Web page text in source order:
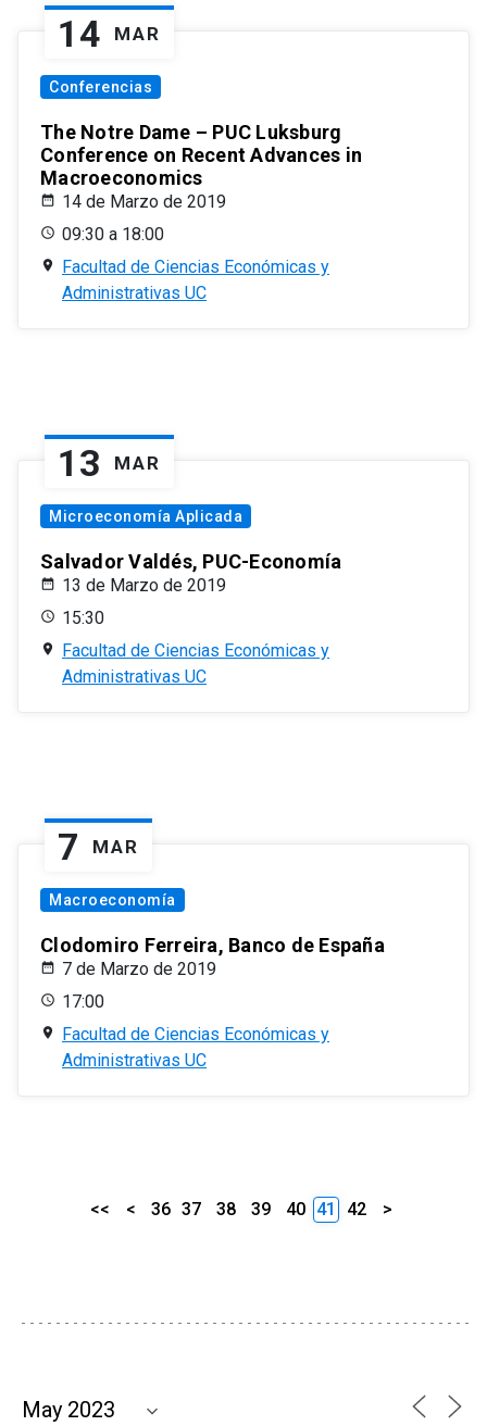
14 MAR
Conferencias
The Notre Dame – PUC Luksburg
Conference on Recent Advances in
Macroeconomics
14 de Marzo de 2019
09:30 a 18:00
Facultad de Ciencias Económicas y
Administrativas UC
13 MAR
Microeconomía Aplicada
Salvador Valdés, PUC-Economía
13 de Marzo de 2019
15:30
Facultad de Ciencias Económicas y
Administrativas UC
7 MAR
Macroeconomía
Clodomiro Ferreira, Banco de España
7 de Marzo de 2019
17:00
Facultad de Ciencias Económicas y
Administrativas UC
<< < 36 37 38 39 40 41 42 >